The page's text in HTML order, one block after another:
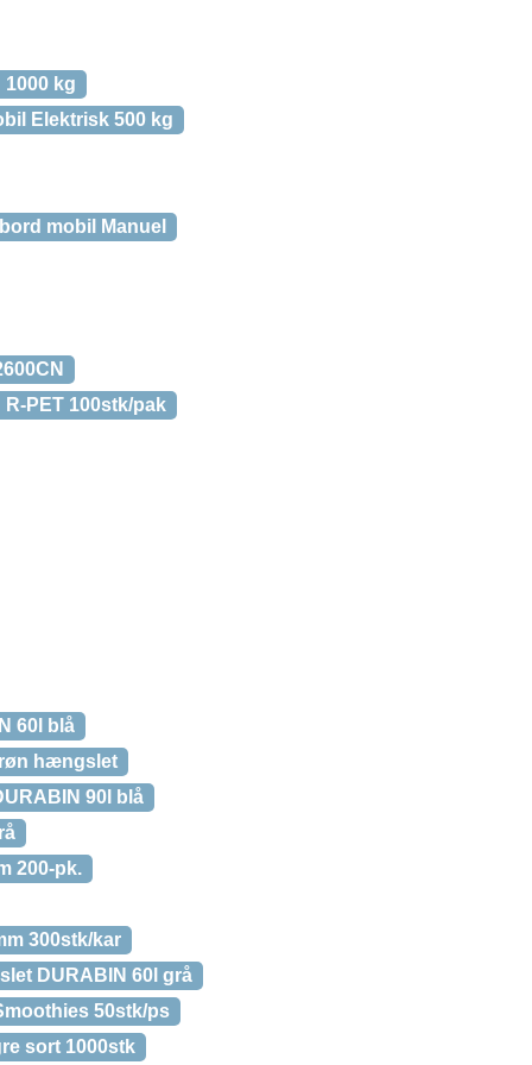
kg
Elektrisk 500 kg
mobil Manuel
PET 100stk/pak
60l blå
hængslet
90l blå
200-pk.
300stk/kar
DURABIN 60l grå
50stk/ps
sort 1000stk